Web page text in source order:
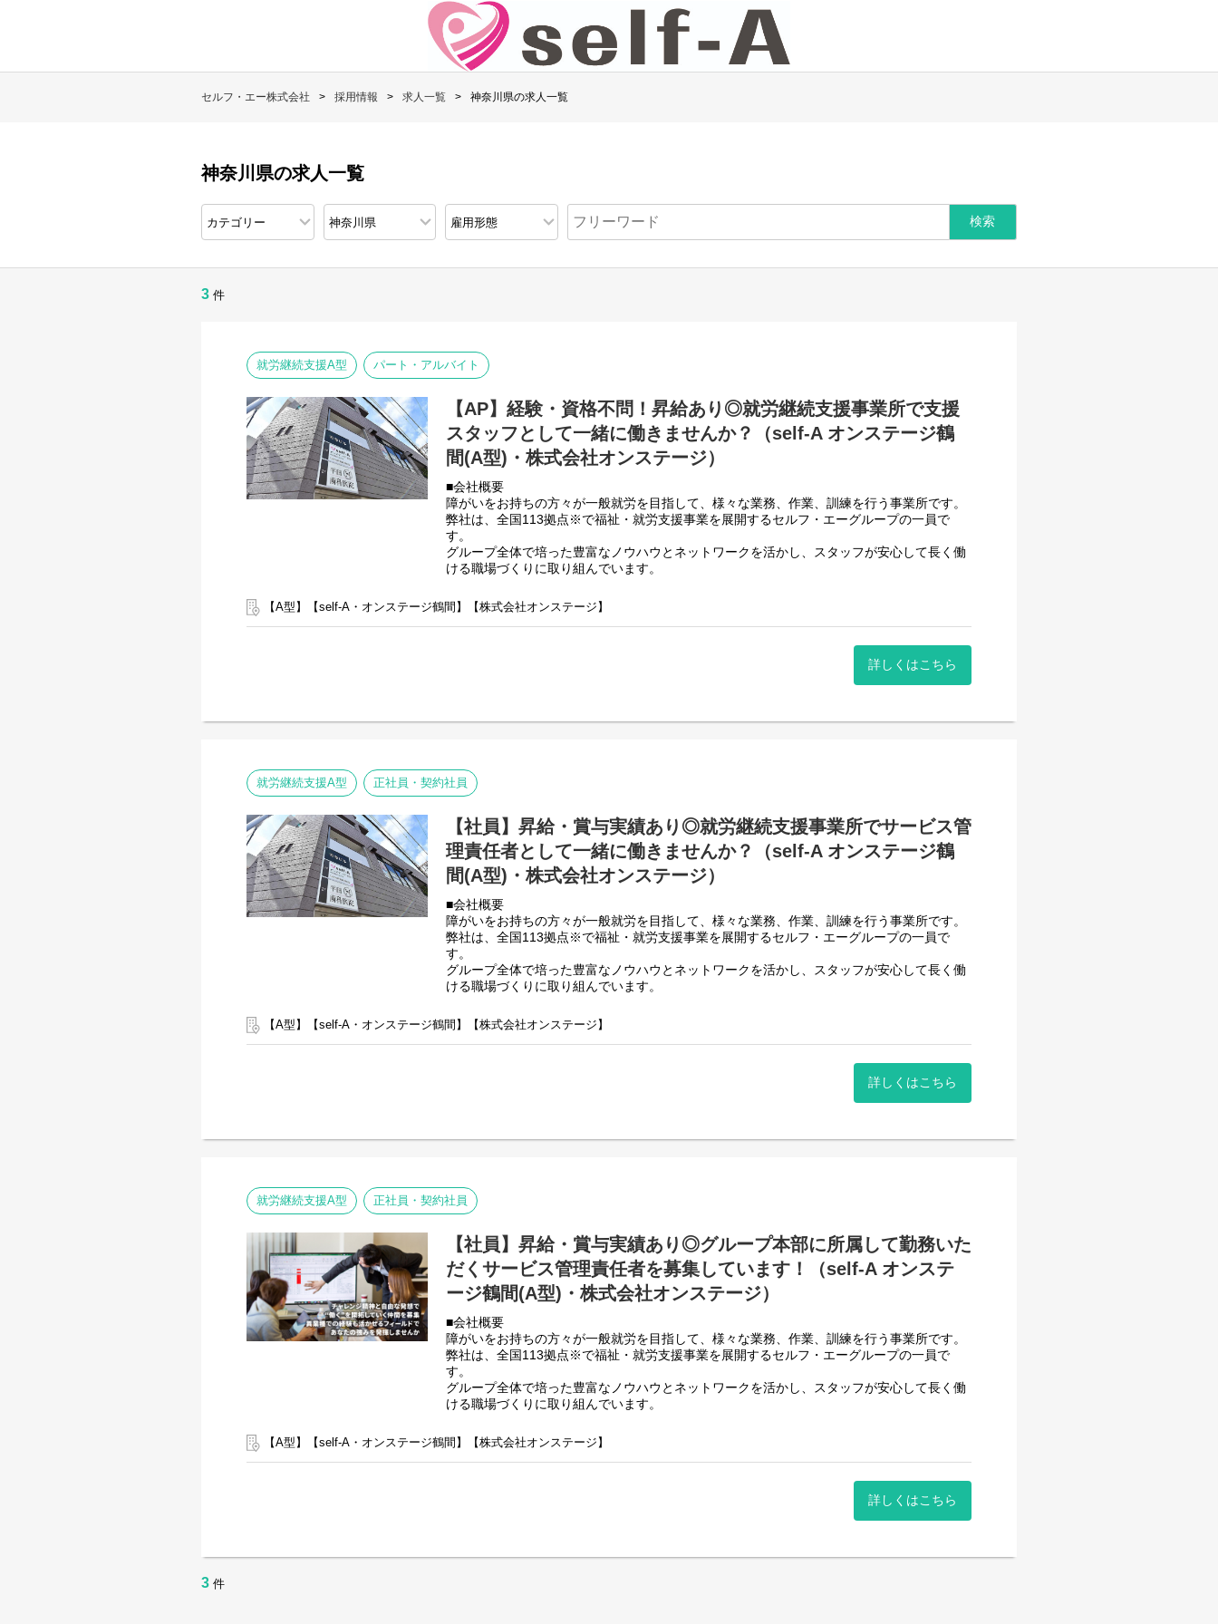
セルフ・エー株式会社 採用情報 求人一覧 神奈川県の求人一覧
神奈川県の求人一覧
3 件
就労継続支援A型 パート・アルバイト
【AP】経験・資格不問！昇給あり◎就労継続支援事業所で支援
スタッフとして一緒に働きませんか？（self-A オンステージ鶴
間(A型)・株式会社オンステージ）
■会社概要
障がいをお持ちの方々が一般就労を目指して、様々な業務、作業、訓練を行う事業所です。
弊社は、全国113拠点※で福祉・就労支援事業を展開するセルフ・エーグループの一員で
す。
グループ全体で培った豊富なノウハウとネットワークを活かし、スタッフが安心して長く働
ける職場づくりに取り組んでいます。
弊社グループでは2つのパターンの事業所を全国に展開をさせて頂いております。
【就労継続支援A型事業所】
⇒障がい者の方々とは非雇用型で内職などの作業を中心にA型や一般就労を目指す、または
・施設外作業の同行
・利用者様とコミュニケーションを取る
・その他支援記録作成 など
基本的に食事や入浴、排泄のような介助・介護の作業はありません。
未経験の方でもご安心ください！
〈とある1日のスケジュール〉
9：00 出社
施設外就労送迎対応
9：30 作業支援
12：00 休憩・昼食
14：30 施設外就労送迎対応
14：45 支援記録作成、情報共有
15：30 退社
【A型】【self-A・オンステージ鶴間】【株式会社オンステージ】
詳しくはこちら
就労継続支援A型 正社員・契約社員
【社員】昇給・賞与実績あり◎就労継続支援事業所でサービス管
理責任者として一緒に働きませんか？（self-A オンステージ鶴
間(A型)・株式会社オンステージ）
■会社概要
障がいをお持ちの方々が一般就労を目指して、様々な業務、作業、訓練を行う事業所です。
弊社は、全国113拠点※で福祉・就労支援事業を展開するセルフ・エーグループの一員で
す。
グループ全体で培った豊富なノウハウとネットワークを活かし、スタッフが安心して長く働
ける職場づくりに取り組んでいます。
弊社グループでは2つのパターンの事業所を全国に展開をさせて頂いております。
【就労継続支援A型事業所】
⇒障がい者の方々とは非雇用型で内職などの作業を中心にA型や一般就労を目指す、または
就労施設でのサービス管理責任者の業務。
・個別支援計画の作成一式。（弊社システムを使用して作成していきます。）
・相談員、事業所支援員との会議、連絡等。
・その他、付随する業務
弊社グループのサービス管理責任者の業務内容は他社さんと比べて働き安い環境を整え業務
負荷を減らす工夫をしております。
・支援費請求は行いません。代理請求を導入していますので利用記録のチェックのみです。
・個別支援計画、ケース記録を含めた必要な様々な書類は管理システムを使用しているので
PC１つで管理できる体制となっています。
・行政への変更届等の提出書類のサポートも会社として行っているので資格はもっているが
正直できるか自信のない方でも安心して働ける環境が整っています。
【A型】【self-A・オンステージ鶴間】【株式会社オンステージ】
詳しくはこちら
就労継続支援A型 正社員・契約社員
【社員】昇給・賞与実績あり◎グループ本部に所属して勤務いた
だくサービス管理責任者を募集しています！（self-A オンステ
ージ鶴間(A型)・株式会社オンステージ）
■会社概要
障がいをお持ちの方々が一般就労を目指して、様々な業務、作業、訓練を行う事業所です。
弊社は、全国113拠点※で福祉・就労支援事業を展開するセルフ・エーグループの一員で
す。
グループ全体で培った豊富なノウハウとネットワークを活かし、スタッフが安心して長く働
ける職場づくりに取り組んでいます。
弊社グループでは主に以下のパターンの事業所を全国に展開をさせて頂いております。
【就労継続支援A型事業所】
⇒障がい者の方々とは非雇用型で内職などの作業を中心にA型や一般就労を目指す、または
【A型】【self-A・オンステージ鶴間】【株式会社オンステージ】
詳しくはこちら
3 件